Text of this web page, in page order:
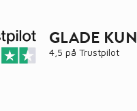
GLADE
4,5 på Trustpilot